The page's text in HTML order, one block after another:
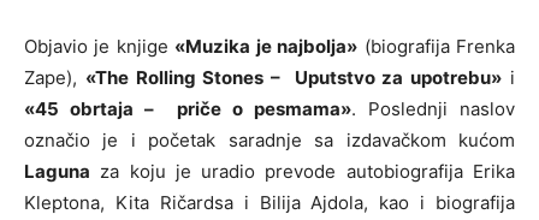
Objavio je knjige «Muzika je najbolja» (biografija Frenka
Zape), «The Rolling Stones – Uputstvo za upotrebu» i
«45 obrtaja – priče o pesmama». Poslednji naslov
označio je i početak saradnje sa izdavačkom kućom
Laguna za koju je uradio prevode autobiografija Erika
Kleptona, Kita Ričardsa i Bilija Ajdola, kao i biografija